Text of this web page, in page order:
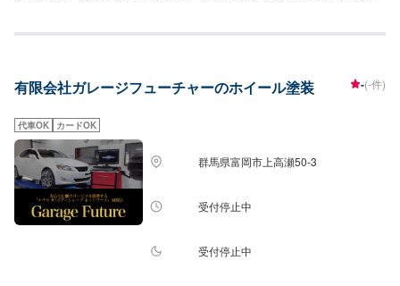
して以来、50年以上この地でお店を営業させていただいております。チェー
んでおります。
有限会社ガレージフューチャーのホイール塗装 -(-件)
代車OK カードOK
群馬県富岡市上高瀬50-3
受付停止中
受付停止中